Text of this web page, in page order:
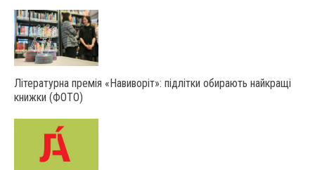
Літературна премія «Навиворіт»: підлітки обирають найкращі
книжки (ФОТО)